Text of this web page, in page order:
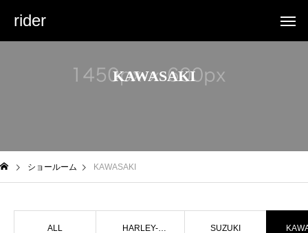
rider
KAWASAKI
ショールーム KAWASAKI
ALL HARLEY- SUZUKI